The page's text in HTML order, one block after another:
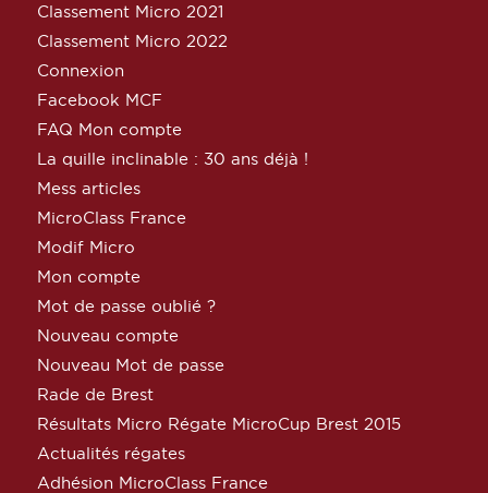
Classement Micro 2021
Classement Micro 2022
Connexion
Facebook MCF
FAQ Mon compte
La quille inclinable : 30 ans déjà !
Mess articles
MicroClass France
Modif Micro
Mon compte
Mot de passe oublié ?
Nouveau compte
Nouveau Mot de passe
Rade de Brest
Résultats Micro Régate MicroCup Brest 2015
Actualités régates
Adhésion MicroClass France